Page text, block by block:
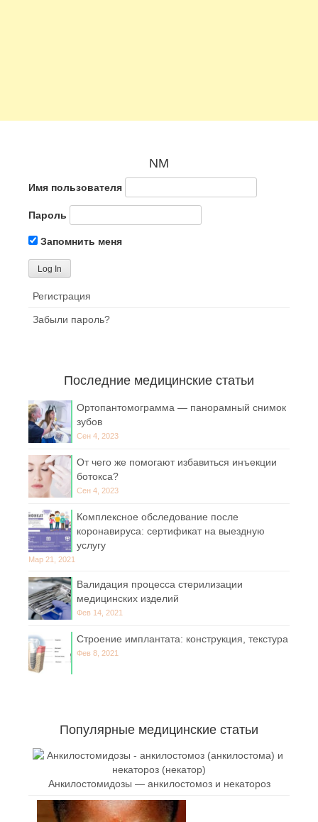
NM
Имя пользователя
Пароль
Запомнить меня
Регистрация
Забыли пароль?
Последние медицинские статьи
Ортопантомограмма — панорамный снимок
зубов
Сен 4, 2023
От чего же помогают избавиться инъекции
ботокса?
Сен 4, 2023
Комплексное обследование после
коронавируса: сертификат на выездную
услугу
Мар 21, 2021
Валидация процесса стерилизации
медицинских изделий
Фев 14, 2021
Строение имплантата: конструкция, текстура
Фев 8, 2021
Популярные медицинские статьи
Анкилостомидозы — анкилостомоз и некатороз